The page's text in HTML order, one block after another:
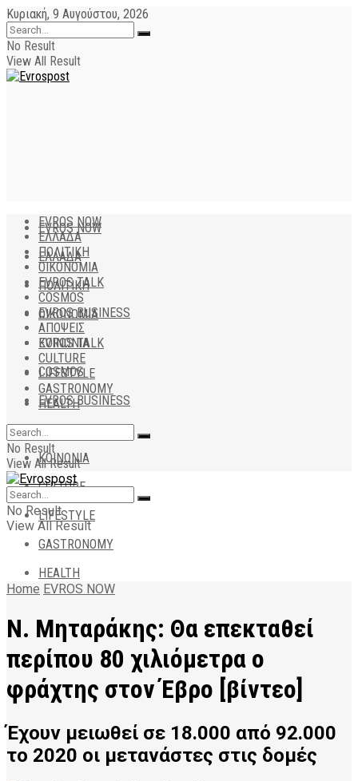
Κυριακή, 9 Αυγούστου, 2026
No Result
View All Result
EVROS NOW
ΕΛΛΑΔΑ
ΠΟΛΙΤΙΚΗ
ΟΙΚΟΝΟΜΙΑ
EVROS TALK
COSMOS
EVROS BUSINESS
ΑΠΟΨΕΙΣ
ΚΟΙΝΩΝΙΑ
CULTURE
LIFESTYLE
GASTRONOMY
HEALTH
EVROS NOW
ΕΛΛΑΔΑ
ΠΟΛΙΤΙΚΗ
ΟΙΚΟΝΟΜΙΑ
EVROS TALK
COSMOS
EVROS BUSINESS
ΑΠΟΨΕΙΣ
ΚΟΙΝΩΝΙΑ
CULTURE
LIFESTYLE
GASTRONOMY
HEALTH
No Result
View All Result
No Result
View All Result
Home EVROS NOW
Ν. Μηταράκης: Θα επεκταθεί
περίπου 80 χιλιόμετρα ο
φράχτης στον Έβρο [βίντεο]
Έχουν μειωθεί σε 18.000 από 92.000
το 2020 οι μετανάστες στις δομές